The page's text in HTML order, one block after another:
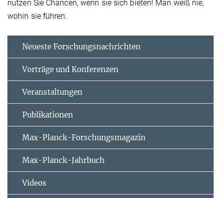
nutzen Sie Chancen, wenn sie sich bieten! Man weiß nie,
wohin sie führen.
Neueste Forschungsnachrichten
Vorträge und Konferenzen
Veranstaltungen
Publikationen
Max-Planck-Forschungsmagazin
Max-Planck-Jahrbuch
Videos